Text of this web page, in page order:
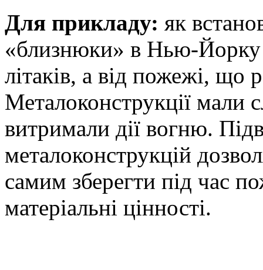
Для прикладу: як
«близнюки» в Нью-Йорку
літаків, а від пожежі, що
Металоконструкції мали
витримали дії вогню.
металоконструкцій
самим зберегти під час
матеріальні цінності.